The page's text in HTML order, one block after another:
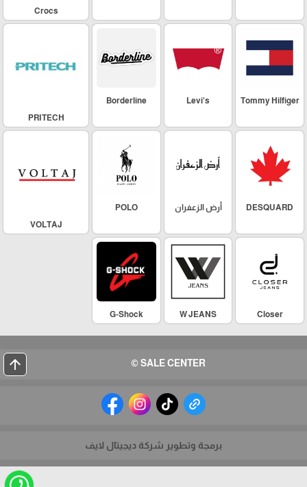
Crocs
Tommy Hilfiger
Levi's
Borderline
PRITECH
DESQUARD أرض الزعفران
POLO
VOLTAJ
Closer
W JEANS
G-Shock
SALE CENTER ©
arrow_upward
برمجة وتطوير شركة ديجيتال لايف